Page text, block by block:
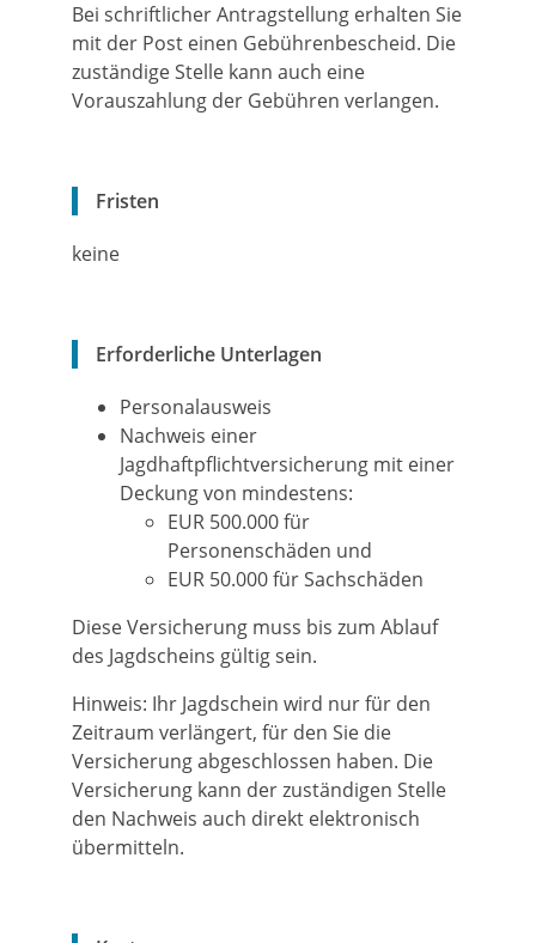
Bei schriftlicher Antragstellung erhalten Sie
mit der Post einen Gebührenbescheid. Die
zuständige Stelle kann auch eine
Vorauszahlung der Gebühren verlangen.
Fristen
keine
Erforderliche Unterlagen
Personalausweis
Nachweis einer
Jagdhaftpflichtversicherung mit einer
Deckung von mindestens:
EUR 500.000 für
Personenschäden und
EUR 50.000 für Sachschäden
Diese Versicherung muss bis zum Ablauf
des Jagdscheins gültig sein.
Hinweis: Ihr Jagdschein wird nur für den
Zeitraum verlängert, für den Sie die
Versicherung abgeschlossen haben. Die
Versicherung kann der zuständigen Stelle
den Nachweis auch direkt elektronisch
übermitteln.